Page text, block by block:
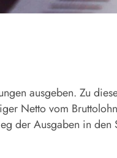
ausgeben. Zu
Netto vom
der Ausgaben in den